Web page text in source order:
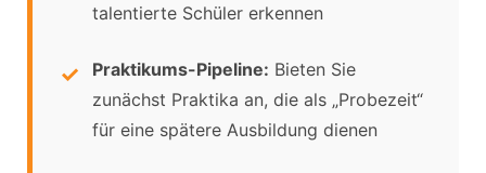
talentierte Schüler erkennen
Praktikums-Pipeline: Bieten Sie
zunächst Praktika an, die als „Probezeit“
für eine spätere Ausbildung dienen